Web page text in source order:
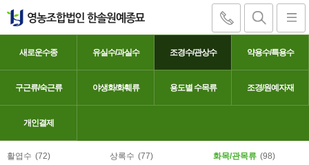
새로운수종 유실수/과실수 조경수/관상수 약용수/특용수
구근류/숙근류 야생화/화훼류 용도별 수목류 조경/원예자재
개인결제
활엽수 (72) 상록수 (77) 화목/관목류 (98)